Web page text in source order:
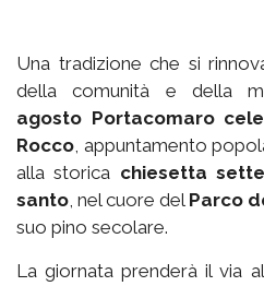
Una tradizione che si
della comunità e della
agosto Portacomaro
Rocco, appuntamento
alla storica chiesetta
santo, nel cuore del Parco
suo pino secolare.
La giornata prenderà il via